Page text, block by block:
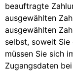
beauftragte
ausgewählten
ausgewählten
selbst, soweit Sie
müssen Sie sich
Zugangsdaten